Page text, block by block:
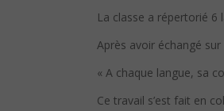
La classe a répertorié 6
Après avoir échangé
« A chaque langue, sa
Ce travail s’est fait en